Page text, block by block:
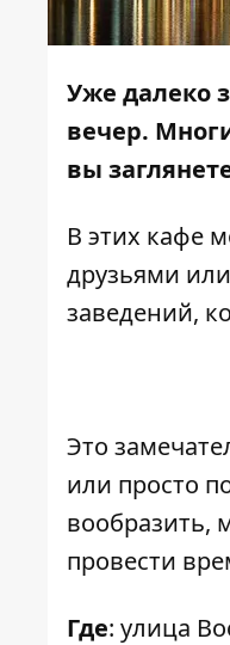
Уже далеко
вечер.
вы
В этих кафе
друзьями
заведений,
Это
или просто
вообразить,
провести
Где: улица